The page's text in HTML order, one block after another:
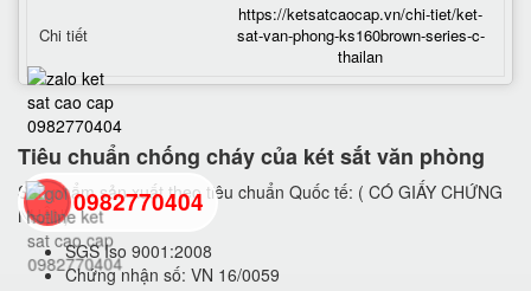
Chi tiết
https://ketsatcaocap.vn/chi-tiet/ket-
sat-van-phong-ks160brown-series-c-
thailan
Tiêu chuẩn chống cháy của két sắt văn phòng
Sản phẩm sản xuất theo tiêu chuẩn Quốc tế: ( CÓ GIẤY CHỨNG
NHẬN)
SGS Iso 9001:2008
Chứng nhận số: VN 16/0059
0982770404